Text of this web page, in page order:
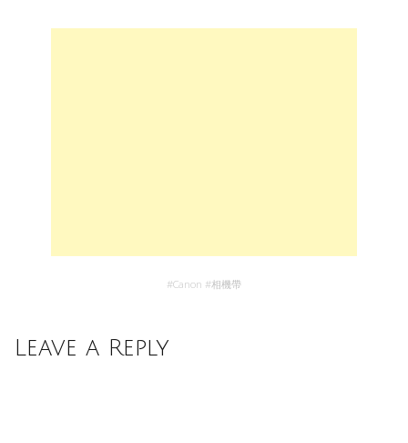
#Canon #相機帶
Leave a Reply